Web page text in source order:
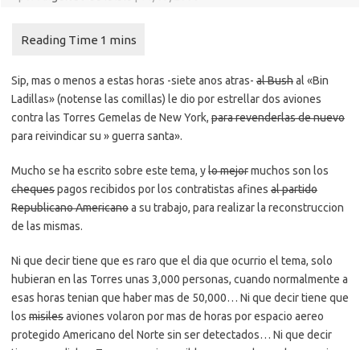
Sip, mas o menos a estas horas -siete anos atras- al Bushal «Bin
Ladillas» (notense las comillas) le dio por estrellar dos aviones
contra las Torres Gemelas de New York, para revenderlas de nuevo
para reivindicar su » guerra santa».
Mucho se ha escrito sobre este tema, ylo mejormuchos son los
chequespagos recibidos por los contratistas afines al partido
Republicano Americanoa su trabajo, para realizar la reconstruccion
de las mismas.
Ni que decir tiene que es raro que el dia que ocurrio el tema, solo
hubieran en las Torres unas 3,000 personas, cuando normalmente a
esas horas tenian que haber mas de 50,000… Ni que decir tiene que
los misilesaviones volaron por mas de horas por espacio aereo
protegido Americano del Norte sin ser detectados… Ni que decir